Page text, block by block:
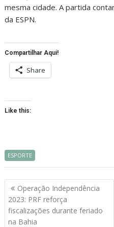
mesma cidade. A partida
da ESPN.
Compartilhar Aqui!
Share
Like this:
ESPORTE
Navegação
de
artigos
Operação Independência
2023: PRF reforça
fiscalizações durante feriado
na Bahia